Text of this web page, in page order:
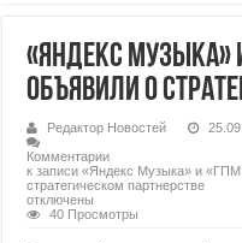
«Яндекс Музыка»
объявили о
Редактор Новостей
Комментарии
к записи «Яндекс Музыка» и
стратегическом партнерстве
отключены
40 Просмотры